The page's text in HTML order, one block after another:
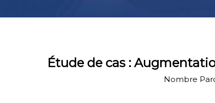
Étude de cas :
Nombre